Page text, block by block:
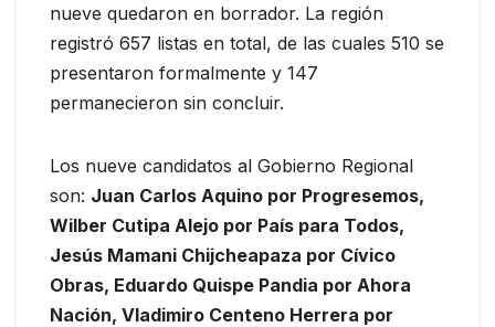
nueve quedaron en borrador. La región
registró 657 listas en total, de las cuales 510 se
presentaron formalmente y 147
permanecieron sin concluir.
Los nueve candidatos al Gobierno Regional
son: Juan Carlos Aquino por Progresemos,
Wilber Cutipa Alejo por País para Todos,
Jesús Mamani Chijcheapaza por Cívico
Obras, Eduardo Quispe Pandia por Ahora
Nación, Vladimiro Centeno Herrera por